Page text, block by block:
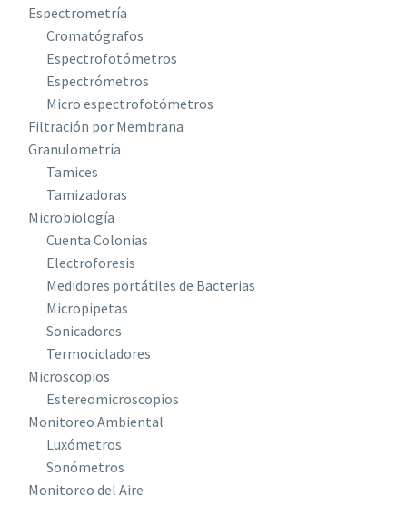
Espectrometría
Cromatógrafos
Espectrofotómetros
Espectrómetros
Micro espectrofotómetros
Filtración por Membrana
Granulometría
Tamices
Tamizadoras
Microbiología
Cuenta Colonias
Electroforesis
Medidores portátiles de Bacterias
Micropipetas
Sonicadores
Termocicladores
Microscopios
Estereomicroscopios
Monitoreo Ambiental
Luxómetros
Sonómetros
Monitoreo del Aire